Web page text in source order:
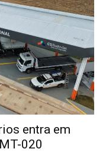
entra em
020